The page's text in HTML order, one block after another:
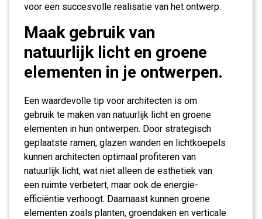
voor een succesvolle realisatie van het ontwerp.
Maak gebruik van
natuurlijk licht en groene
elementen in je ontwerpen.
Een waardevolle tip voor architecten is om
gebruik te maken van natuurlijk licht en groene
elementen in hun ontwerpen. Door strategisch
geplaatste ramen, glazen wanden en lichtkoepels
kunnen architecten optimaal profiteren van
natuurlijk licht, wat niet alleen de esthetiek van
een ruimte verbetert, maar ook de energie-
efficiëntie verhoogt. Daarnaast kunnen groene
elementen zoals planten, groendaken en verticale